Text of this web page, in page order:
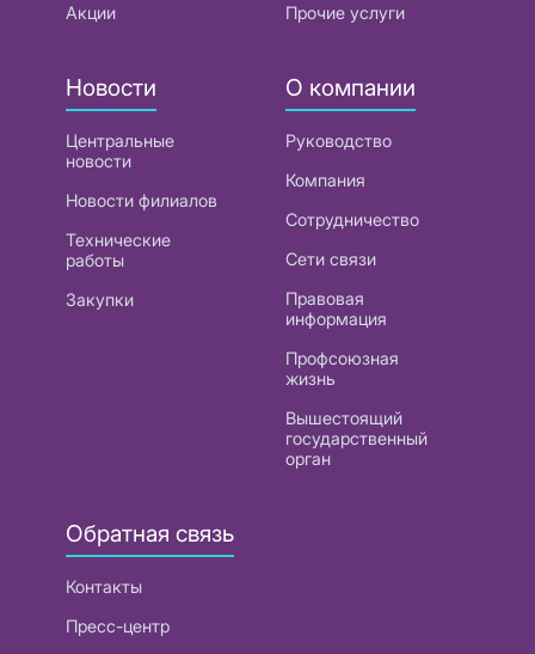
Акции
Прочие услуги
Новости
Центральные
новости
Новости филиалов
Технические
работы
Закупки
О компании
Руководство
Компания
Сотрудничество
Сети связи
Правовая
информация
Профсоюзная
жизнь
Вышестоящий
государственный
орган
Обратная связь
Контакты
Пресс-центр